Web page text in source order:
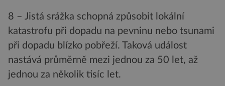
8 – Jistá srážka schopná způsobit lokální
katastrofu při dopadu na pevninu nebo tsunami
při dopadu blízko pobřeží. Taková událost
nastává průměrně mezi jednou za 50 let, až
jednou za několik tisíc let.